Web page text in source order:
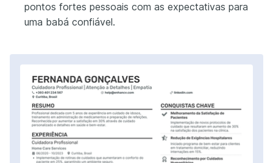
pontos fortes pessoais com as expectativas para
uma babá confiável.